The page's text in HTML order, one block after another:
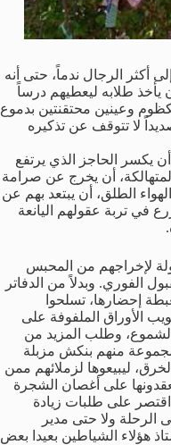
أكثر الرجال ندماً، حتى أنه
يأخذ طلابه ليعطيهم درساً
وعينين محتقنتين بدموع
لا تتوقف عن تذكيره
يكسر الحاجز الذي يرتفع
أن يخرج عن صرامة
الطلق، أن يبتعد بهم عن
في تربة عقولهم اليانعة
لإخراجهم من المحبس
الفوري. وبدلاً من الدفاتر
إحضارها، تسلحوا
الأوراق الملفوفة على
وطلب المزيد من
منهم بنكش مزبلة
ليبيعوها لزملائهم ممن
على أغصان الشجرة
اقتصر على طلبات زيادة
ولا حتى مدير
هؤلاء الشياطين بعيدا بعض